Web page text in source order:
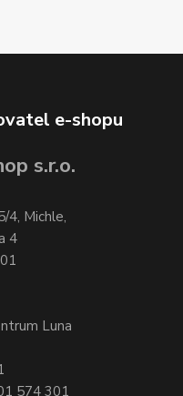
e-shopu
s.r.o.
4, Michle,
4
Luna
574 301